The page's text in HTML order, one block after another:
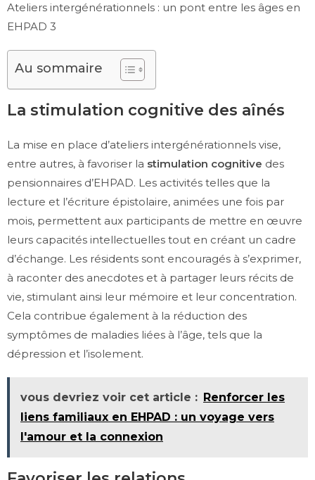
Ateliers intergénérationnels : un pont entre les âges en
EHPAD 3
Au sommaire
La stimulation cognitive des aînés
La mise en place d’ateliers intergénérationnels vise,
entre autres, à favoriser la stimulation cognitive des
pensionnaires d’EHPAD. Les activités telles que la
lecture et l’écriture épistolaire, animées une fois par
mois, permettent aux participants de mettre en œuvre
leurs capacités intellectuelles tout en créant un cadre
d’échange. Les résidents sont encouragés à s’exprimer,
à raconter des anecdotes et à partager leurs récits de
vie, stimulant ainsi leur mémoire et leur concentration.
Cela contribue également à la réduction des
symptômes de maladies liées à l’âge, tels que la
dépression et l’isolement.
vous devriez voir cet article : Renforcer les
liens familiaux en EHPAD : un voyage vers
l'amour et la connexion